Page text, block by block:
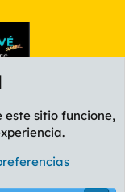
este sitio funcione,